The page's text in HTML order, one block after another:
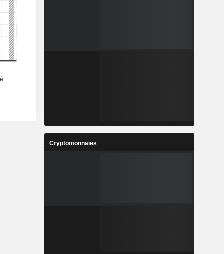
Cryptomonnaies